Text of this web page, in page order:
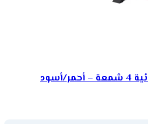
دفاية كولن كهربائية 4 شمعة – أحمر/أسود